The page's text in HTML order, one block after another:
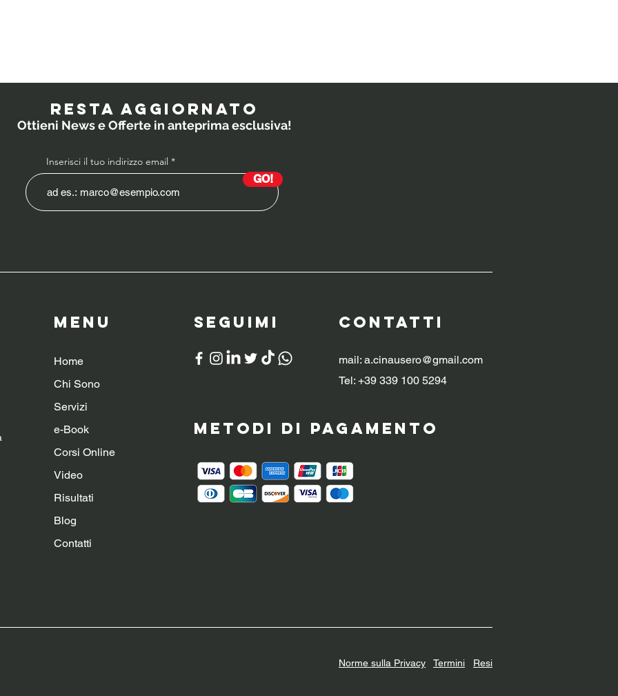
probiotici
medici ai
bambini?
POWERBUILDING
RESTA AGGIORNATO
Ottieni News e Offerte in anteprima esclusiva!
Inserisci il tuo indirizzo email
GO!
Menu
Home
Chi Sono
Servizi
e-Book
Corsi Online
Video
Risultati
Blog
Contatti
SeguiMI CONTATTI
mail: a.cinausero@gmail.com
Tel: +39 339 100 5294
Metodi di pagamento
Norme sulla Privacy Termini Resi